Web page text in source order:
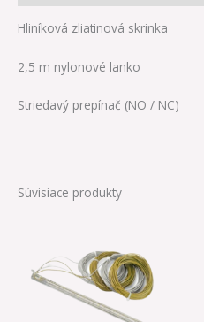
Hliníková zliatinová skrinka
2,5 m nylonové lanko
Striedavý prepínač (NO / NC)
Súvisiace produkty